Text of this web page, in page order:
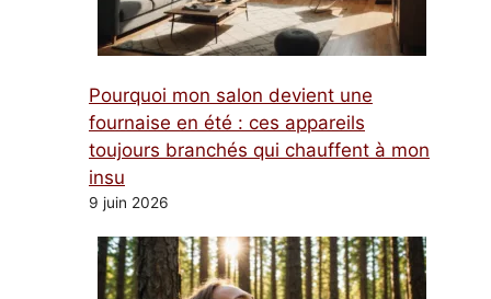
Pourquoi mon salon devient une
fournaise en été : ces appareils
toujours branchés qui chauffent à mon
insu
9 juin 2026